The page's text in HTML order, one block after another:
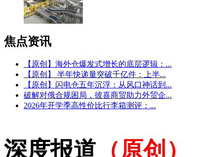
焦点资讯
【原创】海外仓爆发式增长的底层逻辑：...
【原创】 半年快递量突破千亿件：上半...
【原创】闪电仓五年沉浮：从风口神话到...
破解对俄合规困局，彼喜商贸助力外贸企...
2026年开学季高性价比行李箱测评：...
深度报道 （原创）